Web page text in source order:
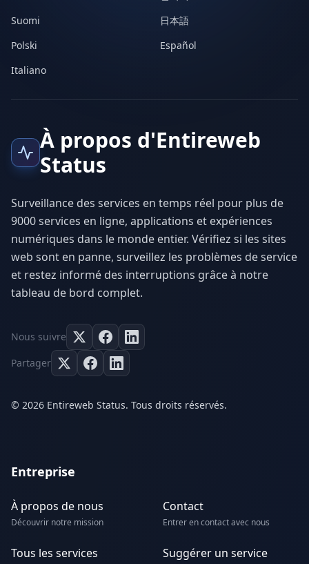
Suomi
日本語
Polski
Español
Italiano
À propos d'Entireweb
Status
Surveillance des services en temps réel pour plus de
9000 services en ligne, applications et expériences
numériques dans le monde entier. Vérifiez si les sites
web sont en panne, surveillez les problèmes de service
et restez informé des interruptions grâce à notre
tableau de bord complet.
Nous suivre
Partager
© 2026 Entireweb Status. Tous droits réservés.
Entreprise
À propos de nous
Découvrir notre mission
Contact
Entrer en contact avec nous
Tous les services Suggérer un service